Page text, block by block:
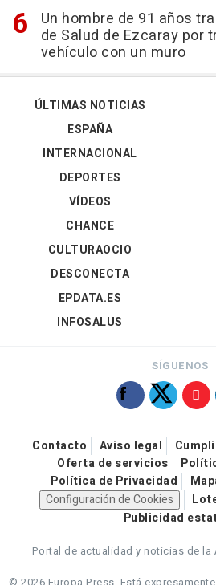
Un hombre de 91 años
de Salud de Ezcaray por
vehículo con un muro
ÚLTIMAS NOTICIAS
ESPAÑA
INTERNACIONAL
DEPORTES
VÍDEOS
CHANCE
CULTURAOCIO
DESCONECTA
EPDATA.ES
INFOSALUS
SÍGUENOS
Contacto Aviso legal
Oferta de servicios
Política de Privacidad
Configuración de Cookies
Publicidad
Portal de actualidad y noticias de la